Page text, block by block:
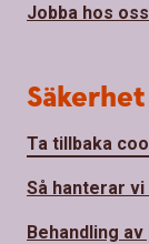
Jobba hos oss
Ta tillbaka
Så hanterar
Behandling